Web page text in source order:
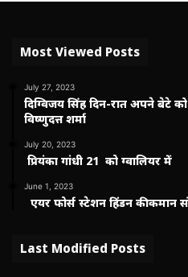
Most Viewed Posts
July 27, 2023
दिग्विजय सिंह दिन-रात अपने बेटे
विष्णुदत्त शर्मा
July 20, 2023
प्रियंका गांधी 21 को ग्वालियर में
June 1, 2023
एयर फोर्स स्टेशन हिंडन की कमान
Last Modified Posts